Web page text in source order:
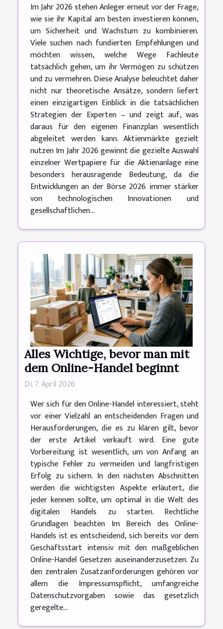
Im Jahr 2026 stehen Anleger erneut vor der Frage,
wie sie ihr Kapital am besten investieren können,
um Sicherheit und Wachstum zu kombinieren.
Viele suchen nach fundierten Empfehlungen und
möchten wissen, welche Wege Fachleute
tatsächlich gehen, um ihr Vermögen zu schützen
und zu vermehren. Diese Analyse beleuchtet daher
nicht nur theoretische Ansätze, sondern liefert
einen einzigartigen Einblick in die tatsächlichen
Strategien der Experten – und zeigt auf, was
daraus für den eigenen Finanzplan wesentlich
abgeleitet werden kann. Aktienmärkte gezielt
nutzen Im Jahr 2026 gewinnt die gezielte Auswahl
einzelner Wertpapiere für die Aktienanlage eine
besonders herausragende Bedeutung, da die
Entwicklungen an der Börse 2026 immer stärker
von technologischen Innovationen und
gesellschaftlichen...
Alles Wichtige, bevor man mit
dem Online-Handel beginnt
Di. 7. April 2026
Wer sich für den Online-Handel interessiert, steht
vor einer Vielzahl an entscheidenden Fragen und
Herausforderungen, die es zu klären gilt, bevor
der erste Artikel verkauft wird. Eine gute
Vorbereitung ist wesentlich, um von Anfang an
typische Fehler zu vermeiden und langfristigen
Erfolg zu sichern. In den nächsten Abschnitten
werden die wichtigsten Aspekte erläutert, die
jeder kennen sollte, um optimal in die Welt des
digitalen Handels zu starten. Rechtliche
Grundlagen beachten Im Bereich des Online-
Handels ist es entscheidend, sich bereits vor dem
Geschäftsstart intensiv mit den maßgeblichen
Online-Handel Gesetzen auseinanderzusetzen. Zu
den zentralen Zusatzanforderungen gehören vor
allem die Impressumspflicht, umfangreiche
Datenschutzvorgaben sowie das gesetzlich
geregelte...